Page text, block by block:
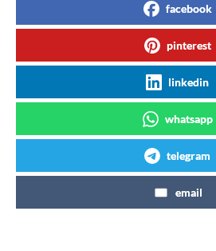
facebook
pinterest
linkedin
whatsapp
telegram
email